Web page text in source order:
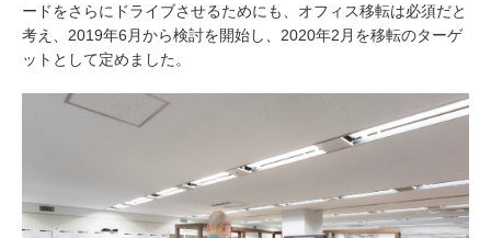
ードをさらにドライブさせるためにも、オフィス移転は必須だと
考え、2019年6月から検討を開始し、2020年2月を移転のターゲ
ットとして定めました。